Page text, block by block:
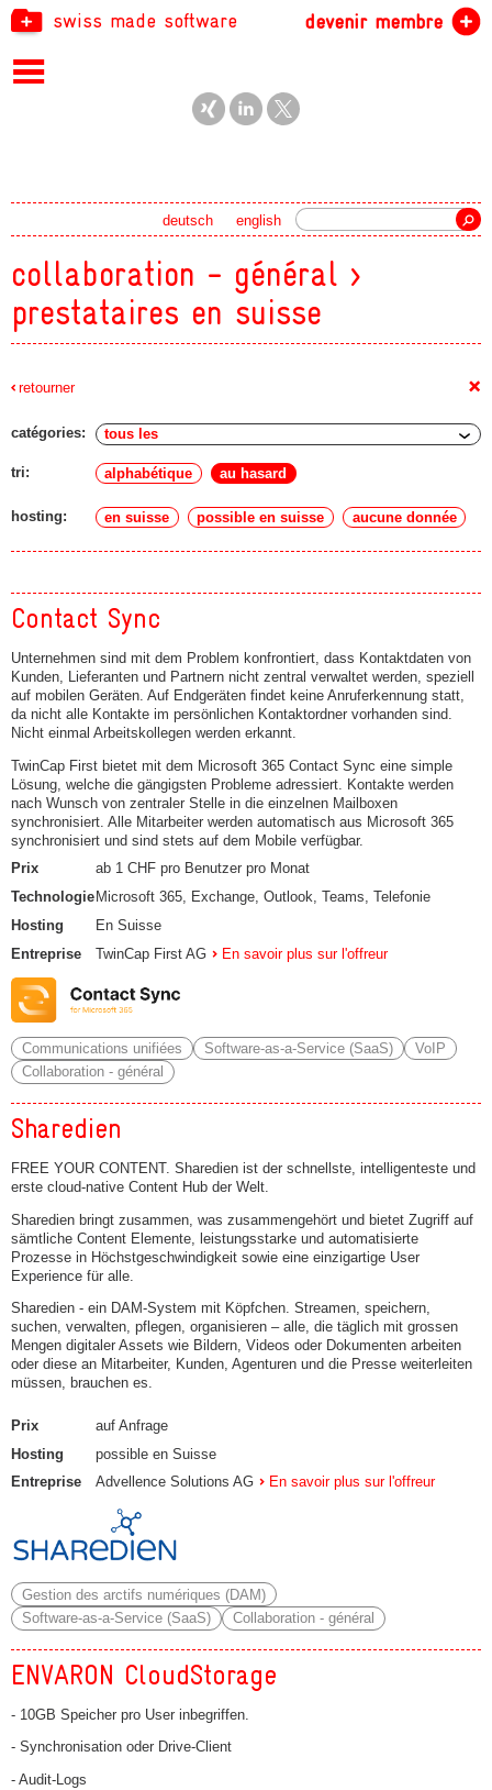
swiss made software devenir membre
english
deutsch
collaboration - général >
prestataires en suisse
retourner +
catégories:
tri: alphabétique au hasard
hosting: en suisse possible en suisse aucune donnée
Contact Sync
Unternehmen sind mit dem Problem konfrontiert, dass Kontaktdaten von
Kunden, Lieferanten und Partnern nicht zentral verwaltet werden, speziell
auf mobilen Geräten. Auf Endgeräten findet keine Anruferkennung statt,
da nicht alle Kontakte im persönlichen Kontaktordner vorhanden sind.
Nicht einmal Arbeitskollegen werden erkannt.
TwinCap First bietet mit dem Microsoft 365 Contact Sync eine simple
Lösung, welche die gängigsten Probleme adressiert. Kontakte werden
nach Wunsch von zentraler Stelle in die einzelnen Mailboxen
synchronisiert. Alle Mitarbeiter werden automatisch aus Microsoft 365
synchronisiert und sind stets auf dem Mobile verfügbar.
Prix
ab 1 CHF pro Benutzer pro Monat
Technologie Microsoft 365, Exchange, Outlook, Teams, Telefonie
Hosting
En Suisse
Entreprise
TwinCap First AG En savoir plus sur l'offreur
Communications unifiées Software-as-a-Service (SaaS)
VoIP
Collaboration - général
Sharedien
FREE YOUR CONTENT. Sharedien ist der schnellste, intelligenteste und
erste cloud-native Content Hub der Welt.
Sharedien bringt zusammen, was zusammengehört und bietet Zugriff auf
sämtliche Content Elemente, leistungsstarke und automatisierte
Prozesse in Höchstgeschwindigkeit sowie eine einzigartige User
Experience für alle.
Sharedien - ein DAM-System mit Köpfchen. Streamen, speichern,
suchen, verwalten, pflegen, organisieren – alle, die täglich mit grossen
Mengen digitaler Assets wie Bildern, Videos oder Dokumenten arbeiten
oder diese an Mitarbeiter, Kunden, Agenturen und die Presse weiterleiten
müssen, brauchen es.
Prix
auf Anfrage
Hosting
possible en Suisse
Entreprise
Advellence Solutions AG En savoir plus sur l'offreur
Gestion des arctifs numériques (DAM)
Software-as-a-Service (SaaS)
Collaboration - général
ENVARON CloudStorage
- 10GB Speicher pro User inbegriffen.
- Synchronisation oder Drive-Client
- Audit-Logs